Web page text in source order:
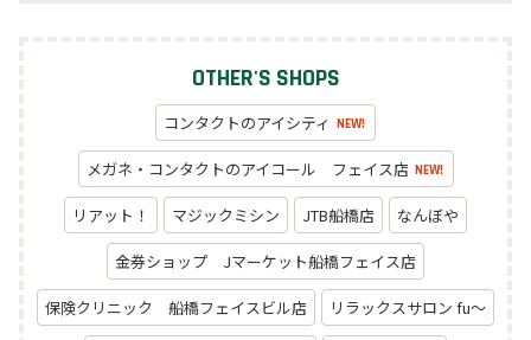
OTHER'S SHOPS
コンタクトのアイシティ NEW!
メガネ・コンタクトのアイコール フェイス店 NEW!
リアット！ マジックミシン JTB船橋店 なんぼや
金券ショップ Jマーケット船橋フェイス店
保険クリニック 船橋フェイスビル店 リラックスサロン fu～